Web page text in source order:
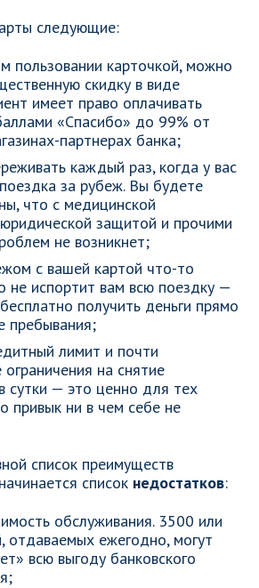
следующие:
пользовании карточкой, можно
скидку в виде
имеет право оплачивать
«Спасибо» до 99% от
партнерах банка;
каждый раз, когда у вас
за рубеж. Вы будете
что с медицинской
защитой и прочими
не возникнет;
с вашей картой что-то
не испортит вам всю поездку —
получить деньги прямо
пребывания;
лимит и почти
на снятие
сутки — это ценно для тех
привык ни в чем себе не
список преимуществ
список недостатков:
обслуживания. 3500 или
отдаваемых ежегодно, могут
всю выгоду банковского